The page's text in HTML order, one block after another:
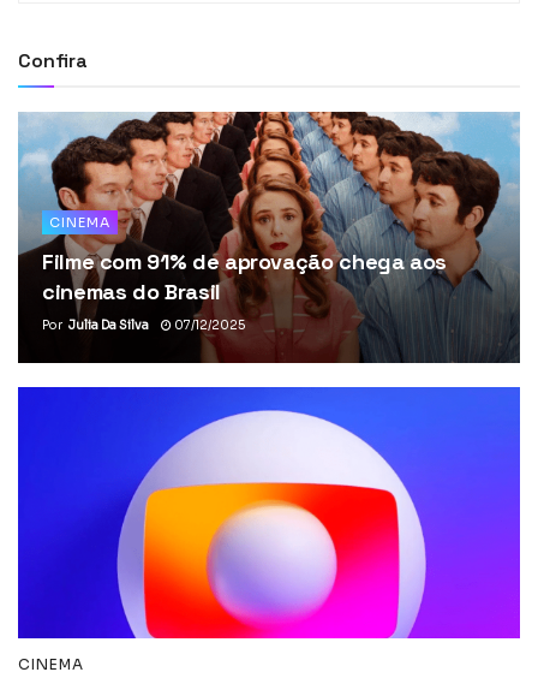
Confira
CINEMA
Filme com 91% de aprovação chega aos
cinemas do Brasil
Por Julia Da Silva 07/12/2025
CINEMA